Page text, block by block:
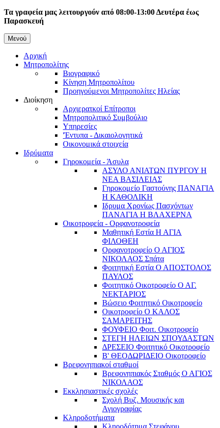
Παράκαμψη
προς
κυρίως
Τα γραφεία μας λειτουργούν από 08:00-13:00 Δευτέρα έως
Παρασκευή
Κεντρική
πλοήγηση
Μενού
Αρχική
Μητροπολίτης
Βιογραφικό
Κίνηση Μητροπολίτου
Προηγούμενοι Μητροπολίτες Ηλείας
Διοίκηση
Αρχιερατκοί Επίτροποι
Μητροπολιτικό Συμβούλιο
Υπηρεσίες
'Έντυπα - Δικαιολογητικά
Οικονομικά στοιχεία
Ιδρύματα
Γηροκομεία - Άσυλα
ΑΣΥΛΟ ΑΝΙΑΤΩΝ ΠΥΡΓΟΥ Η
ΝΕΑ ΒΑΣΙΛΕΙΑΣ
Γηροκομείο Γαστούνης ΠΑΝΑΓΙΑ
Η ΚΑΘΟΛΙΚΗ
Ιδρυμα Χρονίως Πασχόντων
ΠΑΝΑΓΙΑ Η ΒΛΑΧΕΡΝΑ
Οικοτροφεία - Ορφανοτροφεία
Μαθητική Εστία Η ΑΓΙΑ
ΦΙΛΟΘΕΗ
Ορφανοτροφείο Ο ΑΓΙΟΣ
ΝΙΚΟΛΑΟΣ Σπάτα
Φοιτητική Εστία Ο ΑΠΟΣΤΟΛΟΣ
ΠΑΥΛΟΣ
Φοιτητικό Οικοτροφείο Ο ΑΓ.
ΝΕΚΤΑΡΙΟΣ
Βώσειο Φοιτητικό Οικοτροφείο
Οικοτροφείο Ο ΚΑΛΟΣ
ΣΑΜΑΡΕΙΤΗΣ
ΦΟΥΦΕΙΟ Φοιτ. Οικοτροφείο
ΣΤΕΓΗ ΗΛΕΙΩΝ ΣΠΟΥΔΑΣΤΩΝ
ΔΡΕΣΕΙΟ Φοιτητικό Οικοτροφείο
Β' ΘΕΟΔΩΡΙΔΕΙΟ Οικοτροφείο
Βρεφονηπιακοί σταθμοί
Βρεφονηπιακός Σταθμός Ο ΑΓΙΟΣ
ΝΙΚΟΛΑΟΣ
Εκκλησιαστικές σχολές
Σχολή Βυζ. Μουσικής και
Αγιογραφίας
Κληροδοτήματα
Κληροδότημα Στεφάνου